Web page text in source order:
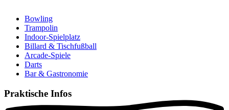
Bowling
Trampolin
Indoor-Spielplatz
Billard & Tischfußball
Arcade-Spiele
Darts
Bar & Gastronomie
Praktische Infos